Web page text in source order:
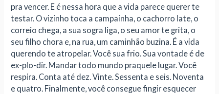
pra vencer. E é nessa hora que a vida parece querer te
testar. O vizinho toca a campainha, o cachorro late, o
correio chega, a sua sogra liga, o seu amor te grita, o
seu filho chora e, na rua, um caminhão buzina. É a vida
querendo te atropelar. Você sua frio. Sua vontade é de
ex-plo-dir. Mandar todo mundo praquele lugar. Você
respira. Conta até dez. Vinte. Sessenta e seis. Noventa
e quatro. Finalmente, você consegue fingir esquecer